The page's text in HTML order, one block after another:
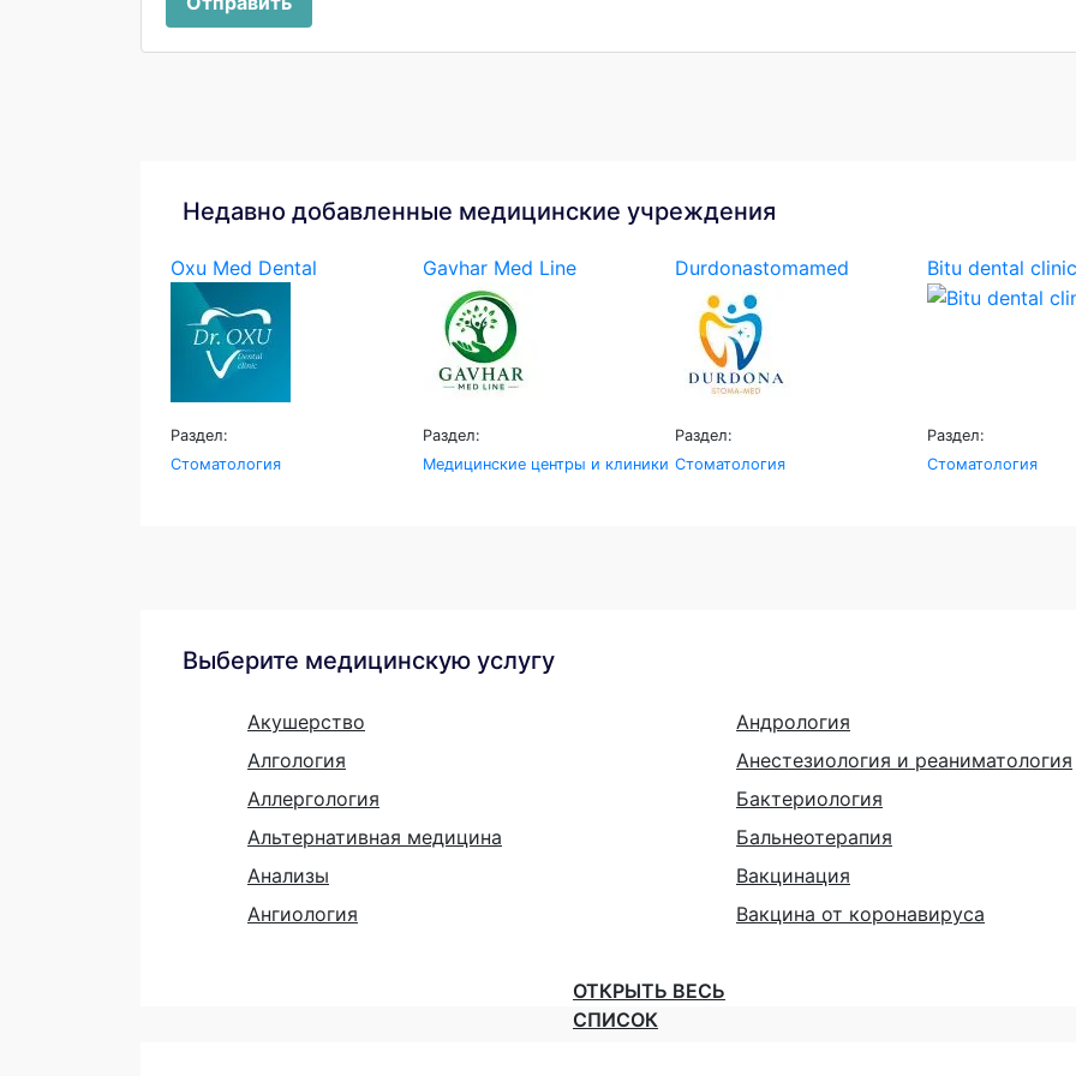
Недавно добавленные медицинские учреждения
Oxu Med Dental
Раздел:
Стоматология
Gavhar Med Line
Раздел:
Медицинские центры и клиники
Durdonastomamed
Раздел:
Стоматология
Bitu dental clinic
Раздел:
Стоматология
Выберите медицинскую услугу
Акушерство
Алгология
Аллергология
Альтернативная медицина
Анализы
Ангиология
Андрология
Анестезиология и реаниматология
Бактериология
Бальнеотерапия
Вакцинация
Вакцина от коронавируса
ОТКРЫТЬ ВЕСЬ
СПИСОК